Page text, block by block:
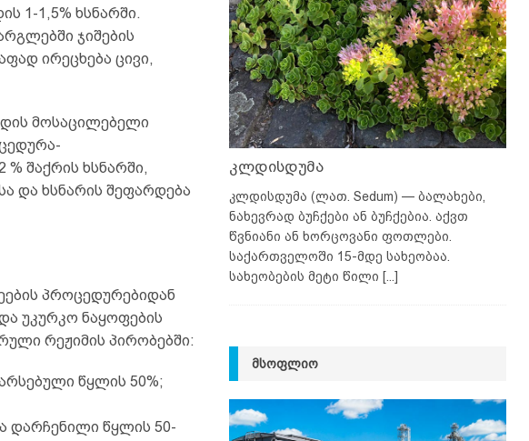
1-1,5% ხსნარში.
ჯიშების
ირეცხება ცივი,
მოსაცილებელი
შაქრის ხსნარში,
და ხსნარის შეფარდება
პროცედურებიდან
უკურკო ნაყოფების
რეჟიმის პირობებში:
წყლის 50%;
დარჩენილი წყლის 50-
კლდისდუმა
კლდისდუმა (ლათ. Sedum) — ბალახები,
ნახევრად ბუჩქები ან ბუჩქებია. აქვთ
წვნიანი ან ხორცოვანი ფოთლები.
საქართველოში 15-მდე სახეობაა.
სახეობების მეტი წილი [...]
ᲛᲡᲝᲤᲚᲘᲝ